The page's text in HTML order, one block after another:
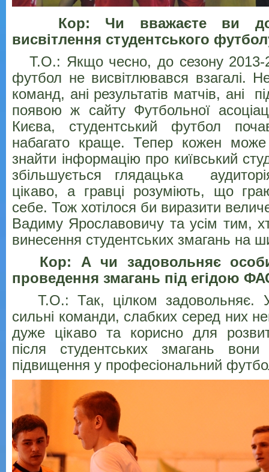
Кор: Чи
вважаєте ви
висвітлення студентського
Т.О.: Якщо чесно, до сезону 2013-
футбол не висвітлювався взагалі.
команд, ані результатів матчів, ані
появою ж сайту Футбольної
Києва, студентський футбол
набагато краще. Тепер кожен
знайти інформацію про київський
збільшується глядацька
цікаво, а гравці розуміють, що
себе. Тож хотілося би виразити
Вадиму Ярославовичу та усім тим,
винесення студентських змагань на
Кор: А чи задовольняє
проведення змагань під егідою
Т.О.: Так, цілком задовольняє. У
сильні команди, слабких серед них
дуже цікаво та корисно для
після студентських змагань
підвищення у професіональний